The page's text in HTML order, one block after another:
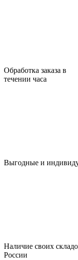
Обработка заказа в
течении часа
Выгодные и
Наличие своих
России